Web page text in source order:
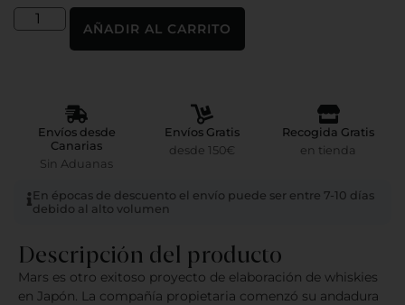
AÑADIR AL CARRITO
Envíos desde
Canarias
Sin Aduanas
Envíos Gratis
desde 150€
Recogida Gratis
en tienda
En épocas de descuento el envío puede ser entre 7-10 días
debido al alto volumen
Descripción del producto
Mars es otro exitoso proyecto de elaboración de whiskies
en Japón. La compañía propietaria comenzó su andadura